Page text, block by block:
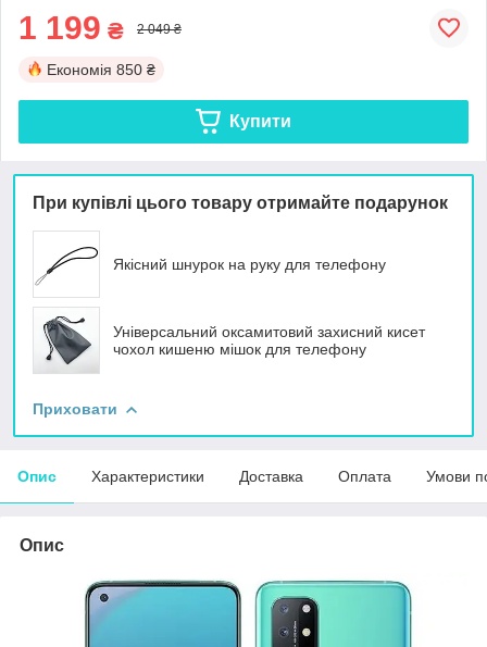
1 199 ₴ 2 049 ₴
Економія 850 ₴
Купити
При купівлі цього товару отримайте подарунок
Якісний шнурок на руку для телефону
Універсальний оксамитовий захисний кисет
чохол кишеню мішок для телефону
Приховати
Опис Характеристики Доставка Оплата Умови
Опис